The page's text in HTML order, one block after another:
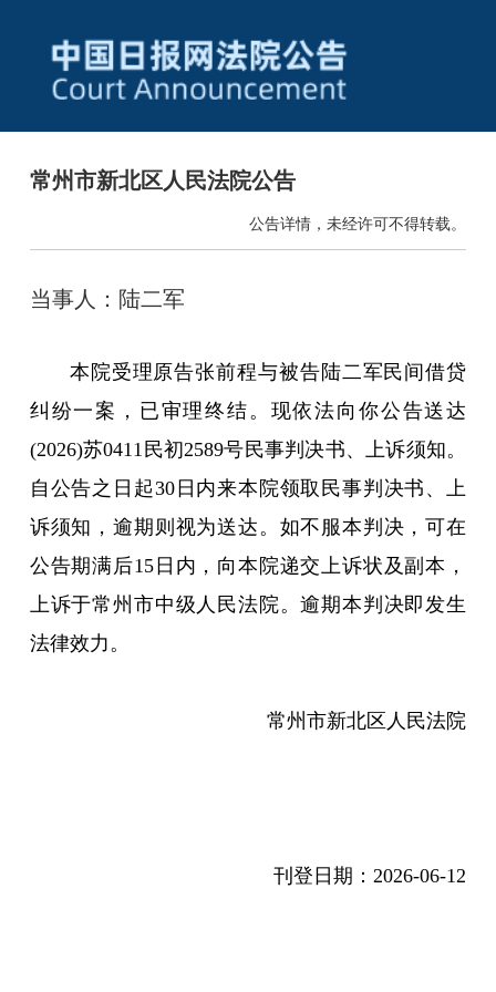
常州市新北区人民法院公告
公告详情，未经许可不得转载。
当事人：陆二军
本院受理原告张前程与被告陆二军民间借贷
纠纷一案，已审理终结。现依法向你公告送达
(2026)苏0411民初2589号民事判决书、上诉须知。
自公告之日起30日内来本院领取民事判决书、上
诉须知，逾期则视为送达。如不服本判决，可在
公告期满后15日内，向本院递交上诉状及副本，
上诉于常州市中级人民法院。逾期本判决即发生
法律效力。
常州市新北区人民法院
刊登日期：2026-06-12